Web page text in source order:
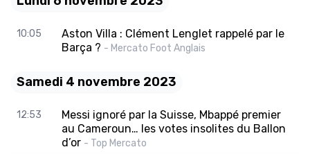
10:05
Aston Villa : Clément Lenglet rappelé par le
Barça ? - Mercato Foot Anglais
Samedi 4 novembre 2023
12:53
Messi ignoré par la Suisse, Mbappé premier
au Cameroun… les votes insolites du Ballon
d’or - Top Mercato